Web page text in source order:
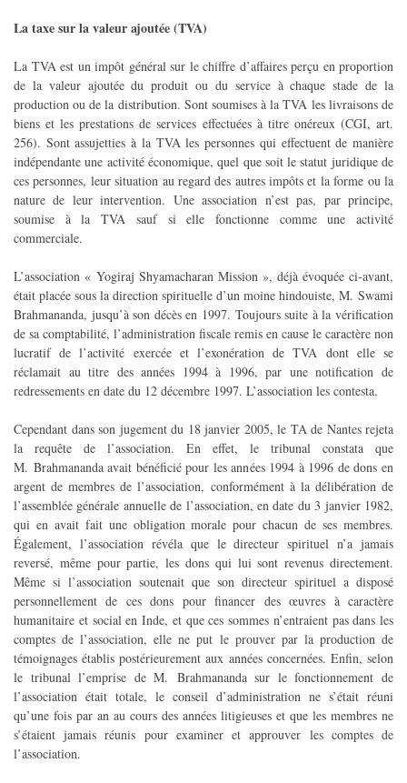
La taxe sur la valeur ajoutée (TVA)
La TVA est un impôt général sur le chiffre d’affaires perçu en proportion
de la valeur ajoutée du produit ou du service à chaque stade de la
production ou de la distribution. Sont soumises à la TVA les livraisons de
biens et les prestations de services effectuées à titre onéreux (CGI, art.
256). Sont assujetties à la TVA les personnes qui effectuent de manière
indépendante une activité économique, quel que soit le statut juridique de
ces personnes, leur situation au regard des autres impôts et la forme ou la
nature de leur intervention. Une association n’est pas, par principe,
soumise à la TVA sauf si elle fonctionne comme une activité
commerciale.
L’association « Yogiraj Shyamacharan Mission », déjà évoquée ci-avant,
était placée sous la direction spirituelle d’un moine hindouiste, M. Swami
Brahmananda, jusqu’à son décès en 1997. Toujours suite à la vérification
de sa comptabilité, l’administration fiscale remis en cause le caractère non
lucratif de l’activité exercée et l’exonération de TVA dont elle se
réclamait au titre des années 1994 à 1996, par une notification de
redressements en date du 12 décembre 1997. L’association les contesta.
Cependant dans son jugement du 18 janvier 2005, le TA de Nantes rejeta
la requête de l’association. En effet, le tribunal constata que
M. Brahmananda avait bénéficié pour les années 1994 à 1996 de dons en
argent de membres de l’association, conformément à la délibération de
l’assemblée générale annuelle de l’association, en date du 3 janvier 1982,
qui en avait fait une obligation morale pour chacun de ses membres.
Également, l’association révéla que le directeur spirituel n’a jamais
reversé, même pour partie, les dons qui lui sont revenus directement.
Même si l’association soutenait que son directeur spirituel a disposé
personnellement de ces dons pour financer des œuvres à caractère
humanitaire et social en Inde, et que ces sommes n’entraient pas dans les
comptes de l’association, elle ne put le prouver par la production de
témoignages établis postérieurement aux années concernées. Enfin, selon
le tribunal l’emprise de M. Brahmananda sur le fonctionnement de
l’association était totale, le conseil d’administration ne s’était réuni
qu’une fois par an au cours des années litigieuses et que les membres ne
s’étaient jamais réunis pour examiner et approuver les comptes de
l’association.